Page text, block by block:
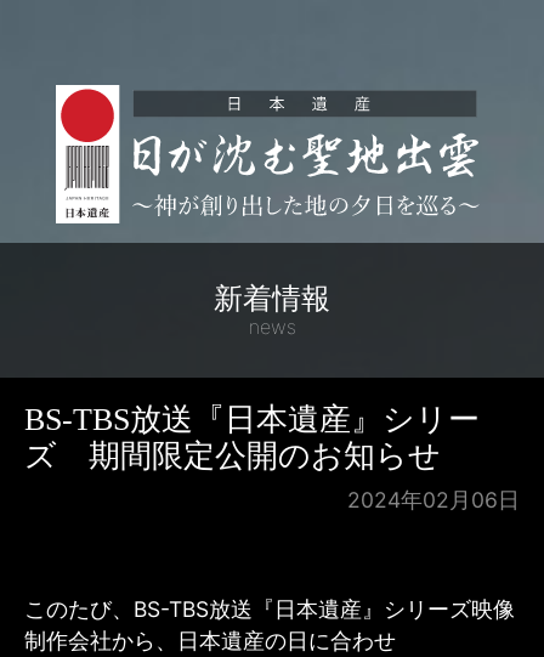
新着情報
news
BS-TBS放送『日本遺産』シリー
ズ 期間限定公開のお知らせ
2024年02月06日
このたび、BS-TBS放送『日本遺産』シリーズ映像
制作会社から、
日本遺産の日に合わせ